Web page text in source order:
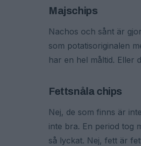
Majschips
Nachos och sånt är
som potatisoriginalen
har en hel måltid. Eller
Fettsnåla chips
Nej, de som finns är
inte bra. En period tog
så lyckat. Nej, fett är